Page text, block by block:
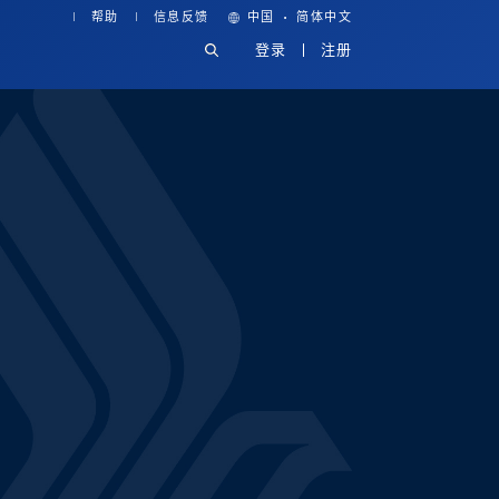
帮助 信息反馈 中国 · 简体中文
登录 注册